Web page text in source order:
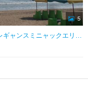
5
かなり久しぶりのバリ。今回はレギャンスミニャックエリアにも数泊したので、連日いきました。 以前より物売りが減った気がしました。 ビーチカフェ？レストラン？の呼び込みは相変わらずだけど、しつこくはなく。 缶コーラ200